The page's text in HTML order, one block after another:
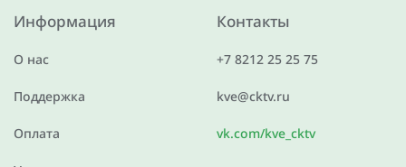
Информация
О нас
Поддержка
Оплата
Контакты
+7 8212 25 25 75
kve@cktv.ru
vk.com/kve_cktv